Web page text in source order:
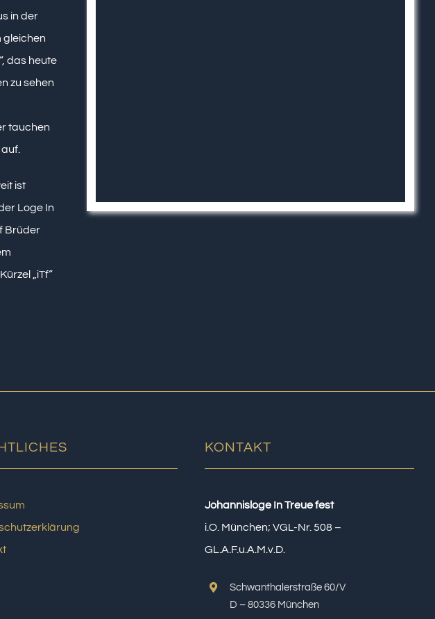
in der
gleichen
das heute
zu sehen
tauchen
ist
Loge In
Brüder
„iTf“
KONTAKT
Johannisloge In Treue fest
i.O. München; VGL-Nr. 508 –
GL.A.F.u.A.M.v.D.
Schwanthalerstraße 60/V
D – 80336 München